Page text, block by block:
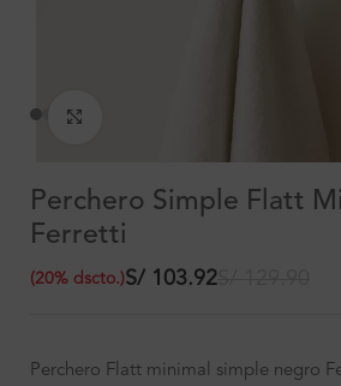
Perchero Simple Flatt
Ferretti
S/ 103.92
(20% dscto.)
Perchero Flatt minimal simple negro